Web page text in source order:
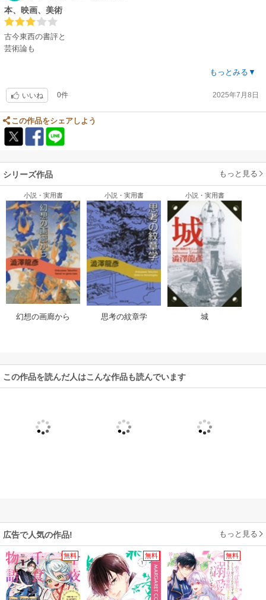
本、映画、美術
古今東西の書評と
芸術論も
ピアズレーや、シュールレアリズムの芸術論は自分好みでした
もっとみる▼
いいね 0件 2025年7月8日
この作品をシェアしよう
シリーズ作品 もっと見る
小説・実用書
幻想の画廊から
小説・実用書
思考の紋章学
小説・実用書
城
この作品を読んだ人はこんな作品も読んでいます
広告で人気の作品! もっと見る
無料 無料 無料